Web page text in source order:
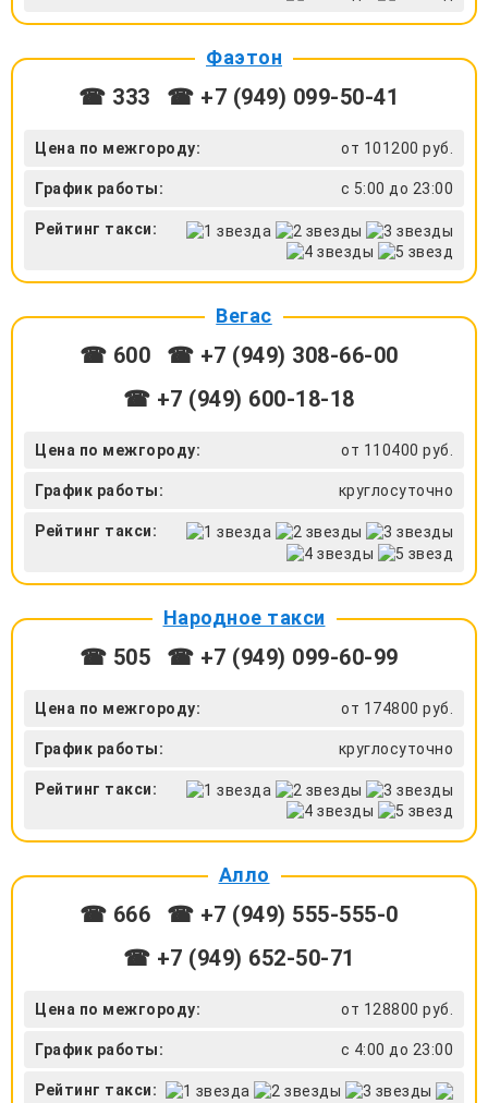
Фаэтон
☎ 333 ☎ +7 (949) 099-50-41
Цена по межгороду: от 101200 руб.
График работы: с 5:00 до 23:00
Рейтинг такси:
Вегас
☎ 600
☎ +7 (949) 308-66-00
☎ +7 (949) 600-18-18
Цена по межгороду: от 110400 руб.
График работы: круглосуточно
Рейтинг такси:
Народное такси
☎ 505 ☎ +7 (949) 099-60-99
Цена по межгороду: от 174800 руб.
График работы: круглосуточно
Рейтинг такси:
Алло
☎ 666
☎ +7 (949) 555-555-0
☎ +7 (949) 652-50-71
Цена по межгороду: от 128800 руб.
График работы: с 4:00 до 23:00
Рейтинг такси: